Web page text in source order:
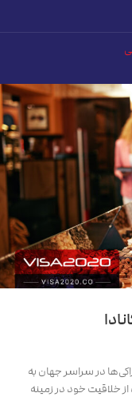
در سراسر جهان به
خلاقیت خود در زمینه